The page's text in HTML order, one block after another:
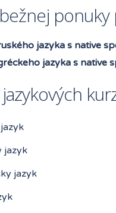
ponuky
jazyka s native
jazyka s native
jazyk
jazyk